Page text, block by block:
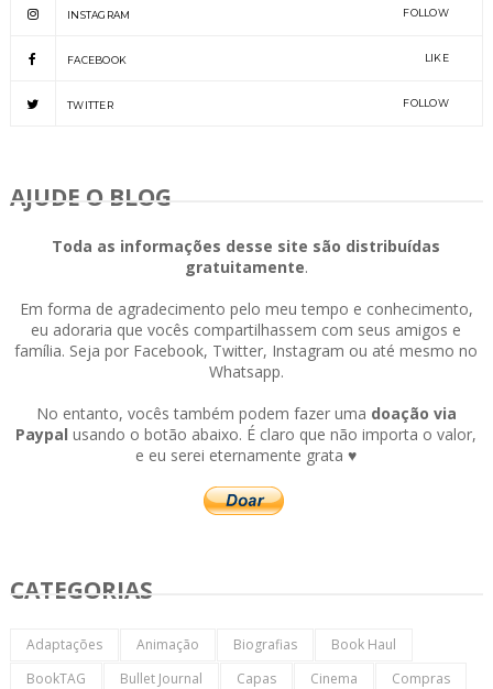
INSTAGRAM FOLLOW
FACEBOOK LIKE
TWITTER FOLLOW
AJUDE O BLOG
Toda as informações desse site são distribuídas
gratuitamente.
Em forma de agradecimento pelo meu tempo e conhecimento,
eu adoraria que vocês compartilhassem com seus amigos e
família. Seja por Facebook, Twitter, Instagram ou até mesmo no
Whatsapp.
No entanto, vocês também podem fazer uma doação via
Paypal usando o botão abaixo. É claro que não importa o valor,
e eu serei eternamente grata ♥
CATEGORIAS
Adaptações Animação Biografias
Book Haul
BookTAG
Bullet Journal Capas Cinema Compras